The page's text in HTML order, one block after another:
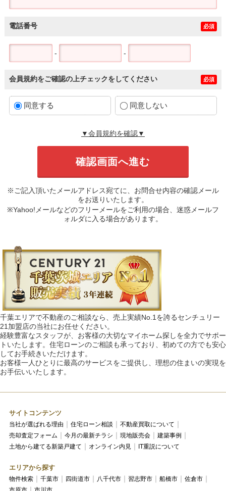
電話番号 必須
- -
会員規約をご確認の上チェックをしてください 必須
同意する 同意しない
▼会員規約を確認▼
※ご記入頂いたメールアドレス宛てに、お問合せ内容の確認メール
をお送りいたします。
※Yahoo!メールなどのフリーメールをご利用の場合、迷惑メールフ
ォルダに入る場合があります。
千葉エリアで不動産のご相談なら、売上実績No.1を誇るセンチュリー
21加盟店の当社にお任せください。
経験豊富なスタッフが、お客様の大切なマイホーム探しを全力でサポー
トいたします。住宅ローンのご相談も承っており、初めての方でも安心
してお手続きいただけます。
お客様一人ひとりに最高のサービスをご提供し、理想の住まいの実現を
お手伝いいたします。
サイトコンテンツ
当社が選ばれる理由 住宅ローン相談
不動産買取について
売却査定フォーム
今月の最新チラシ 現地販売会
建築事例
土地から建てる新築戸建て
オンライン内見 IT重説について
エリアから探す
物件検索 千葉市 四街道市 八千代市 習志野市 船橋市
佐倉市